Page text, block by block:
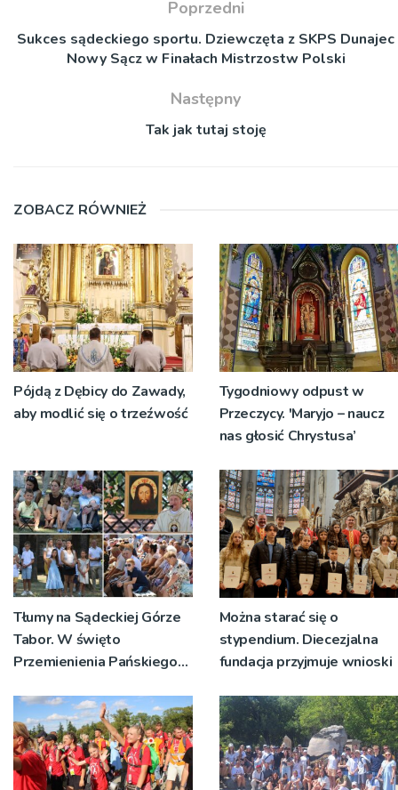
Poprzedni
Sukces sądeckiego sportu. Dziewczęta z SKPS Dunajec
Nowy Sącz w Finałach Mistrzostw Polski
Następny
Tak jak tutaj stoję
ZOBACZ RÓWNIEŻ
Pójdą z Dębicy do Zawady,
aby modlić się o trzeźwość
Tygodniowy odpust w
Przeczycy. 'Maryjo – naucz
nas głosić Chrystusa’
Tłumy na Sądeckiej Górze
Tabor. W święto
Przemienienia Pańskiego
znaczeniu Sakramentów
[ZDJĘCIA]
Można starać się o
stypendium. Diecezjalna
fundacja przyjmuje wnioski